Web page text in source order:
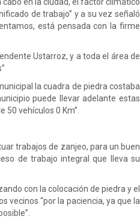
de trabajo” y a su vez señaló
está pensada con la firme
Ustarroz, y a toda el área de
la cuadra de piedra costaba
puede llevar adelante estas
vehículos 0 Km”.
trabajos de zanjeo, para un buen
de trabajo integral que lleva su
con la colocación de piedra y el
vecinos “por la paciencia, ya que la